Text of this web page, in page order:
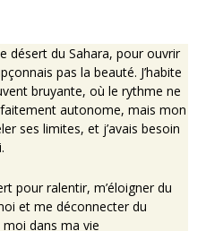
désert du Sahara, pour ouvrir
pas la beauté. J’habite
bruyante, où le rythme ne
autonome, mais mon
ses limites, et j’avais besoin
pour ralentir, m’éloigner du
et me déconnecter du
dans ma vie